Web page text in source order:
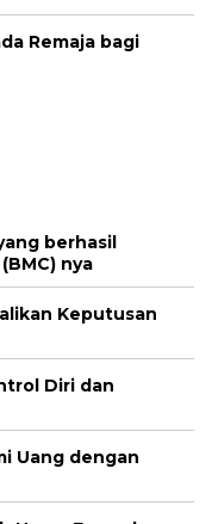
Remaja bagi
berhasil
nya
Keputusan
Diri dan
Uang dengan